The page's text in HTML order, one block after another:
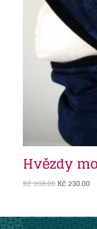
Hvězdy
Kč268.00 Původní
Kč 268.00.
Kč 230.00